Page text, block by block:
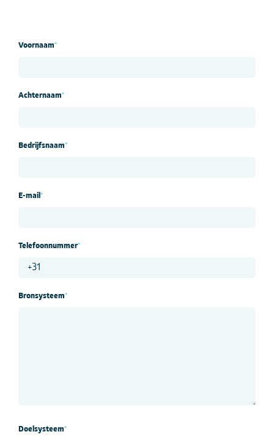
Voornaam*
Achternaam*
Bedrijfsnaam*
E-mail *
Telefoonnummer*
Bronsysteem*
Doelsysteem*